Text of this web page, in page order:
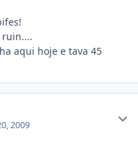
aqui hoje e tava 45
2009